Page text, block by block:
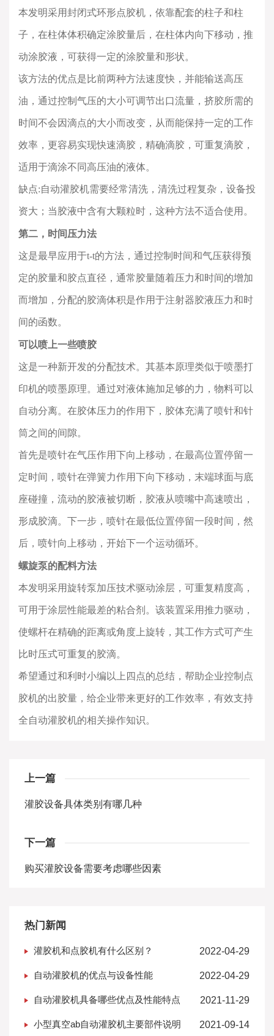
本发明采用封闭式环形点胶机，依靠配套的柱子和柱
子，在柱体体积确定涂胶量后，在柱体内向下移动，推
动涂胶液，可获得一定的涂胶量和形状。
该方法的优点是比前两种方法速度快，并能输送高压
油，通过控制气压的大小可调节出口流量，挤胶所需的
时间不会因滴点的大小而改变，从而能保持一定的工作
效率，更容易实现快速滴胶，精确滴胶，可重复滴胶，
适用于滴涂不同高压油的液体。
缺点:自动灌胶机需要经常清洗，清洗过程复杂，设备投
资大；当胶液中含有大颗粒时，这种方法不适合使用。
第二，时间压力法
这是最早应用于t-t的方法，通过控制时间和气压获得预
定的胶量和胶点直径，通常胶量随着压力和时间的增加
而增加，分配的胶滴体积是作用于注射器胶液压力和时
间的函数。
可以喷上一些喷胶
这是一种新开发的分配技术。其基本原理类似于喷墨打
印机的喷墨原理。通过对液体施加足够的力，物料可以
自动分离。在胶体压力的作用下，胶体充满了喷针和针
筒之间的间隙。
首先是喷针在气压作用下向上移动，在最高位置停留一
定时间，喷针在弹簧力作用下向下移动，末端球面与底
座碰撞，流动的胶液被切断，胶液从喷嘴中高速喷出，
形成胶滴。下一步，喷针在最低位置停留一段时间，然
后，喷针向上移动，开始下一个运动循环。
螺旋泵的配料方法
本发明采用旋转泵加压技术驱动涂层，可重复精度高，
可用于涂层性能最差的粘合剂。该装置采用推力驱动，
使螺杆在精确的距离或角度上旋转，其工作方式可产生
比时压式可重复的胶滴。
希望通过和利时小编以上四点的总结，帮助企业控制点
胶机的出胶量，给企业带来更好的工作效率，有效支持
全自动灌胶机的相关操作知识。
上一篇
灌胶设备具体类别有哪几种
下一篇
购买灌胶设备需要考虑哪些因素
热门新闻
灌胶机和点胶机有什么区别？ 2022-04-29
自动灌胶机的优点与设备性能 2022-04-29
自动灌胶机具备哪些优点及性能特点 2021-11-29
小型真空ab自动灌胶机主要部件说明 2021-09-14